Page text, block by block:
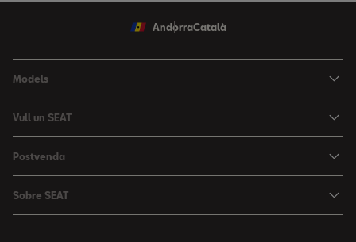
AndorraCatalà
Models
Nou Arona
León
León Sportstourer
Nou Ateca
Vull un SEAT
Vehicle d'Ocasió
Prova un SEAT
Postvenda
Reserva Cita Taller
Sobre SEAT